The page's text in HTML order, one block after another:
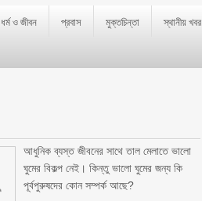
ধর্ম ও জীবন প্রবাস মুক্তচিন্তা স্থানীয় খবর
আধুনিক ব্যস্ত জীবনের সাথে তাল মেলাতে ভালো
ঘুমের বিকল্প নেই। কিন্তু ভালো ঘুমের জন্য কি
পূর্বপুরুষদের কোন সম্পর্ক আছে?